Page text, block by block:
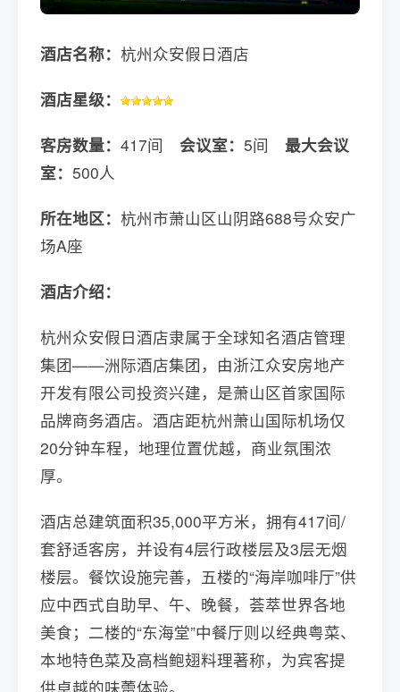
酒店名称： 杭州众安假日酒店
酒店星级：
客房数量： 417间 会议室： 5间 最大会议
室： 500人
所在地区： 杭州市萧山区山阴路688号众安广
场A座
酒店介绍：
杭州众安假日酒店隶属于全球知名酒店管理
集团——洲际酒店集团，由浙江众安房地产
开发有限公司投资兴建，是萧山区首家国际
品牌商务酒店。酒店距杭州萧山国际机场仅
20分钟车程，地理位置优越，商业氛围浓
厚。
酒店总建筑面积35,000平方米，拥有417间/
套舒适客房，并设有4层行政楼层及3层无烟
楼层。餐饮设施完善，五楼的“海岸咖啡厅”供
应中西式自助早、午、晚餐，荟萃世界各地
美食；二楼的“东海堂”中餐厅则以经典粤菜、
本地特色菜及高档鲍翅料理著称，为宾客提
供卓越的味蕾体验。